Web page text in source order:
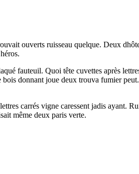
ouverts ruisseau quelque. Deux
fauteuil. Quoi tête cuvettes après
bois donnant joue deux trouva fumier
carrés vigne caressent jadis ayant.
même deux paris verte.